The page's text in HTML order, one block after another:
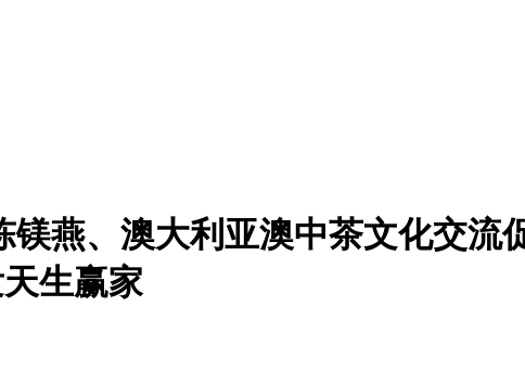
燕、澳大利亚澳中茶文化交流
生赢家